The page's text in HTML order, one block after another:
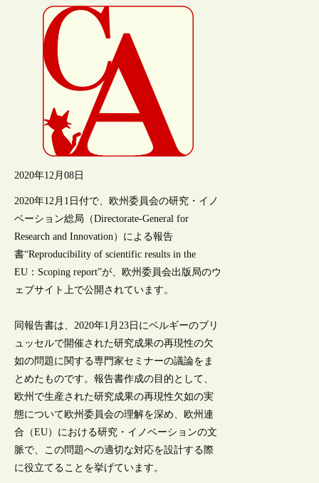
2020年12月08日
2020年12月1日付で、欧州委員会の研究・イノ
ベーション総局（Directorate-General for
Research and Innovation）による報告
書“Reproducibility of scientific results in the
EU：Scoping report”が、欧州委員会出版局のウ
ェブサイト上で公開されています。
同報告書は、2020年1月23日にベルギーのブリ
ュッセルで開催された研究成果の再現性の欠
如の問題に関する専門家セミナーの議論をま
とめたものです。報告書作成の目的として、
欧州で生産された研究成果の再現性欠如の実
態について欧州委員会の理解を深め、欧州連
合（EU）における研究・イノベーションの文
脈で、この問題への適切な対応を設計する際
に役立てることを挙げています。